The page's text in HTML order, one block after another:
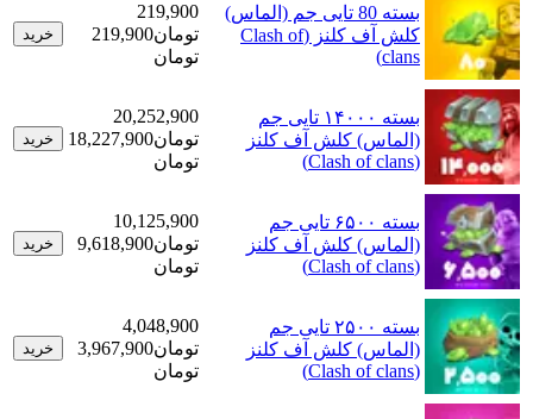
بسته 80 تایی جم (الماس)
کلش آف کلنز (Clash of
clans)
219,900
تومان
219,900
خرید
بسته ۱۴۰۰۰ تایی جم
(الماس) کلش آف کلنز
(Clash of clans)
20,252,900
تومان
18,227,900
خرید
بسته ۶۵۰۰ تایی جم
(الماس) کلش آف کلنز
(Clash of clans)
10,125,900
تومان
9,618,900
خرید
بسته ۲۵۰۰ تایی جم
(الماس) کلش آف کلنز
(Clash of clans)
4,048,900
تومان
3,967,900
خرید